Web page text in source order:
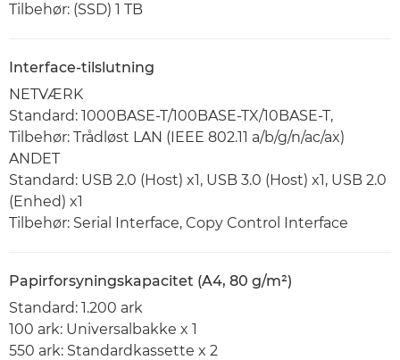
Tilbehør: (SSD) 1 TB
Interface-tilslutning
NETVÆRK
Standard: 1000BASE-T/100BASE-TX/10BASE-T,
Tilbehør: Trådløst LAN (IEEE 802.11 a/b/g/n/ac/ax)
ANDET
Standard: USB 2.0 (Host) x1, USB 3.0 (Host) x1, USB 2.0
(Enhed) x1
Tilbehør: Serial Interface, Copy Control Interface
Papirforsyningskapacitet (A4, 80 g/m²)
Standard: 1.200 ark
100 ark: Universalbakke x 1
550 ark: Standardkassette x 2